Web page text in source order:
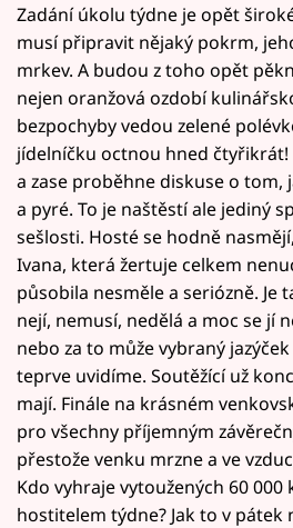
Zadání úkolu týdne je opět
musí připravit nějaký pokrm,
mrkev. A budou z toho opět
nejen oranžová ozdobí
bezpochyby vedou zelené
jídelníčku octnou hned čtyřikrát!
a zase proběhne diskuse o tom,
a pyré. To je naštěstí ale jediný
sešlosti. Hosté se hodně
Ivana, která žertuje celkem
působila nesměle a seriózně. Je
nejí, nemusí, nedělá a moc se jí
nebo za to může vybraný
teprve uvidíme. Soutěžící už
mají. Finále na krásném
pro všechny příjemným
přestože venku mrzne a ve
Kdo vyhraje vytoužených 60 000
hostitelem týdne? Jak to v pátek